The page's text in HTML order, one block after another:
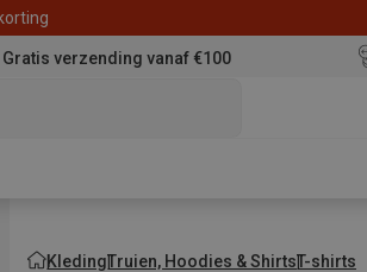
Gratis verzending vanaf €100
KledingTruien, Hoodies & ShirtsT-shirts